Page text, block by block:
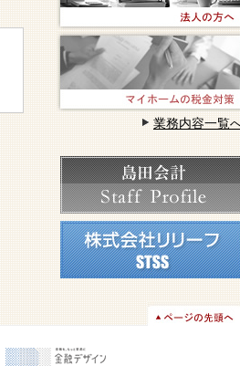
業務内容一覧